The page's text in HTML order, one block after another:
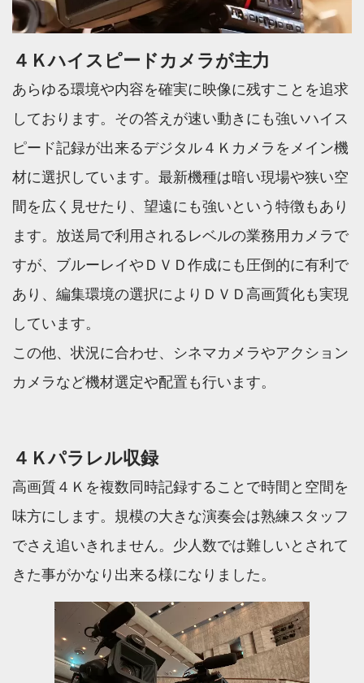
４Ｋハイスピードカメラが主力
あらゆる環境や内容を確実に映像に残すことを追求
しております。その答えが速い動きにも強いハイス
ピード記録が出来るデジタル４Ｋカメラをメイン機
材に選択しています。最新機種は暗い現場や狭い空
間を広く見せたり、望遠にも強いという特徴もあり
ます。 放送局で利用されるレベルの業務用カメラで
すが、ブルーレイやＤＶＤ作成にも圧倒的に有利で
あり、編集環境の選択によりＤＶＤ高画質化も実現
しています。
この他、状況に合わせ、シネマカメラやアクション
カメラなど機材選定や配置も行います。
４Ｋパラレル収録
高画質４Ｋを複数同時記録することで時間と空間を
味方にします。規模の大きな演奏会は熟練スタッフ
でさえ追いきれません。少人数では難しいとされて
きた事がかなり出来る様になりました。